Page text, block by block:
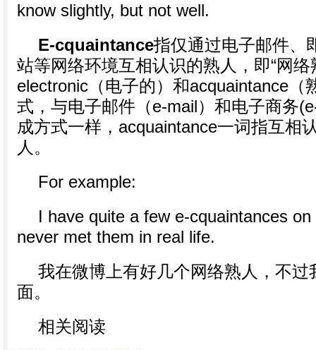
know slightly, but not well.
E-cquaintance指仅通过电子邮件、
站等网络环境互相认识的熟人，即“网络
electronic（电子的）和acquaintance（
式，与电子邮件（e-mail）和电子商务
成方式一样，acquaintance一词指互相
人。
For example:
I have quite a few e-cquaintances
never met them in real life.
我在微博上有好几个网络熟人，不过
面。
相关阅读